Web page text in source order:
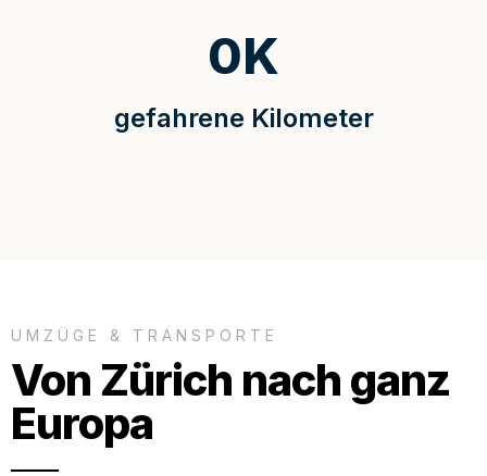
gefahrene Kilometer
0K
UMZÜGE & TRANSPORTE
Von Zürich nach ganz
Europa